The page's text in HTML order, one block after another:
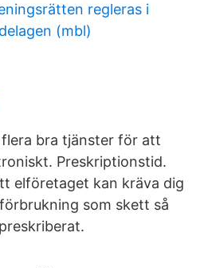
regleras i
(mbl)
bra tjänster för att
Preskriptionstid.
elföretaget kan kräva dig
som skett så